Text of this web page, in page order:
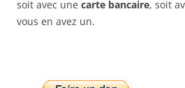
soit avec une carte bancaire, soit
vous en avez un.